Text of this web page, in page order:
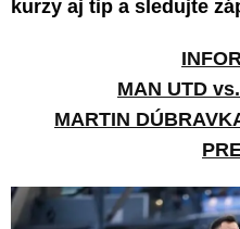
kurzy aj tip a sledujte
MAN UTD
MARTIN